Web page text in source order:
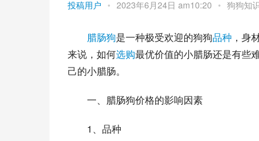
投稿用户 • 2023年6月24日 am10:20 • 狗狗知
腊肠狗是一种极受欢迎的狗狗品种 ，身
来说，如何选购最优价值的小腊肠还是有些
己的小腊肠。
一、腊肠狗价格的影响因素
1、品种